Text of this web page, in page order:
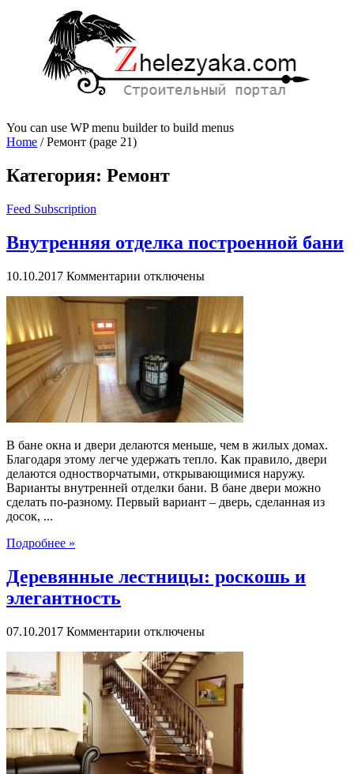
You can use WP menu builder to build menus
Home /Ремонт (page 21)
Категория: Ремонт
Feed Subscription
Внутренняя отделка построенной бани
10.10.2017 Комментарии к
Внутренняя
построенной
отключены
В бане окна и двери делаются меньше, чем в жилых домах.
Благодаря этому легче удержать тепло. Как правило, двери
делаются одностворчатыми, открывающимися наружу.
Варианты внутренней отделки бани. В бане двери можно
сделать по-разному. Первый вариант – дверь, сделанная из
досок, ...
Подробнее »
Деревянные лестницы: роскошь и
элегантность
07.10.2017 Комментарии к
Деревянные
лестницы:
роскошь
и
элегантность
отключены